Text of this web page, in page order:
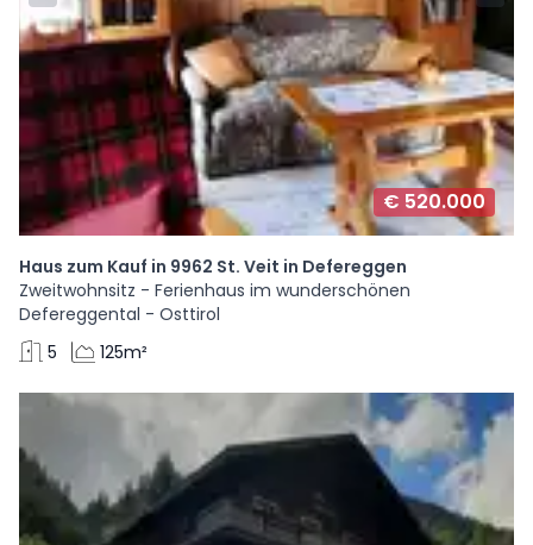
€ 520.000
Haus zum Kauf in 9962 St. Veit in Defereggen
Zweitwohnsitz - Ferienhaus im wunderschönen
Defereggental - Osttirol
5
125m²